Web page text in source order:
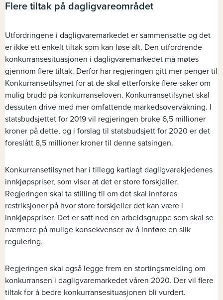
Flere tiltak på dagligvareområdet
Utfordringene i dagligvaremarkedet er sammensatte og det
er ikke ett enkelt tiltak som kan løse alt. Den utfordrende
konkurransesituasjonen i dagligvaremarkedet må møtes
gjennom flere tiltak. Derfor har regjeringen gitt mer penger til
Konkurransetilsynet for at de skal etterforske flere saker om
mulig brudd på konkurranseloven. Konkurransetilsynet skal
dessuten drive med mer omfattende markedsovervåkning. I
statsbudsjettet for 2019 vil regjeringen bruke 6,5 millioner
kroner på dette, og i forslag til statsbudsjett for 2020 er det
foreslått 8,5 millioner kroner til denne satsingen.
Konkurransetilsynet har i tillegg kartlagt dagligvarekjedenes
innkjøpspriser, som viser at det er store forskjeller.
Regjeringen skal ta stilling til om det skal innføres
restriksjoner på hvor store forskjeller det kan være i
innkjøpspriser. Det er satt ned en arbeidsgruppe som skal se
nærmere på mulige konsekvenser av å innføre en slik
regulering.
Regjeringen skal også legge frem en stortingsmelding om
konkurransen i dagligvaremarkedet våren 2020. Der vil flere
tiltak for å bedre konkurransesituasjonen bli vurdert.